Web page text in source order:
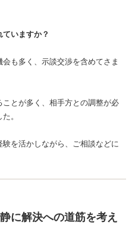
いますか？
も多く、示談交渉を含めてさま
とが多く、相手方との調整が必
。
を活かしながら、ご相談などに
に解決への道筋を考え